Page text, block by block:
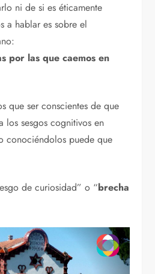
ni de si es éticamente
a hablar es sobre el
por las que caemos en
que ser conscientes de que
los sesgos cognitivos en
conociéndolos puede que
de curiosidad” o “brecha